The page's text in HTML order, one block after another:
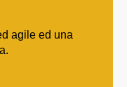
agile ed una